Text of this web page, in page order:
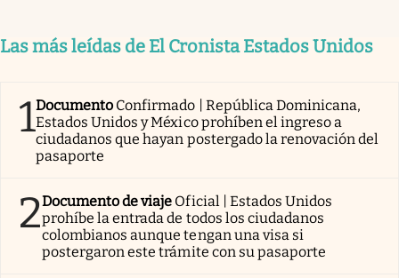
Las más leídas de El Cronista Estados Unidos
1Documento Confirmado | República Dominicana,
Estados Unidos y México prohíben el ingreso a
ciudadanos que hayan postergado la renovación del
pasaporte
2Documento de viaje Oficial | Estados Unidos
prohíbe la entrada de todos los ciudadanos
colombianos aunque tengan una visa si
postergaron este trámite con su pasaporte